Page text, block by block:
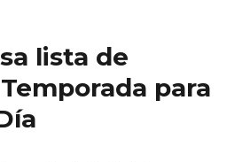
lista de
para